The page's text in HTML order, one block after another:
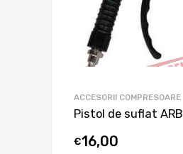
ACCESORII COMPRESOARE
Pistol de suflat ARB
€16,00